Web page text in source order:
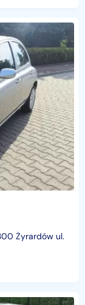
Żyrardów ul.